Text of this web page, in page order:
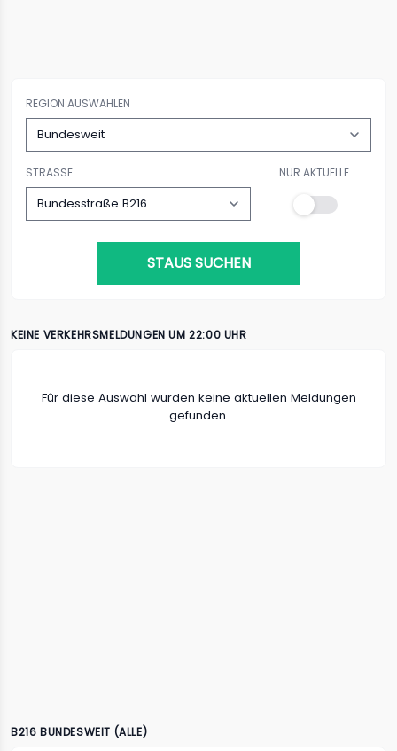
REGION AUSWÄHLEN
STRASSE NUR AKTUELLE
STAUS SUCHEN
KEINE VERKEHRSMELDUNGEN UM 22:00 UHR
Fûr diese Auswahl wurden keine aktuellen Meldungen
gefunden.
B216 BUNDESWEIT (ALLE)